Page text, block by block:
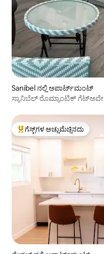
Sanibel ನಲ್ಲಿ ಅಪಾರ್ಟ್‌ಮಂಟ್
ಸ್ಯಾನಿಬೆಲ್ ರೊಮ್ಯಾಂಟಿಕ್ ಗೆಟ್‌ಅವೇ
ಗೆಸ್ಟ್‌ಗಳಿಗೆ ಅತಿ ಹೆಚ್ಚು ಅಚ್ಚುಮೆಚ್ಚಿನದು
ಗೆಸ್ಟ್‌ಗಳ ಅಚ್ಚುಮೆಚ್ಚಿನದು